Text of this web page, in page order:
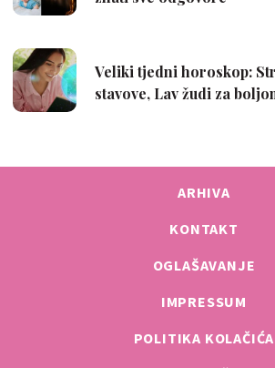
ARHIVA
KONTAKT
OGLAŠAVANJE
IMPRESSUM
POLITIKA KOLAČIĆA